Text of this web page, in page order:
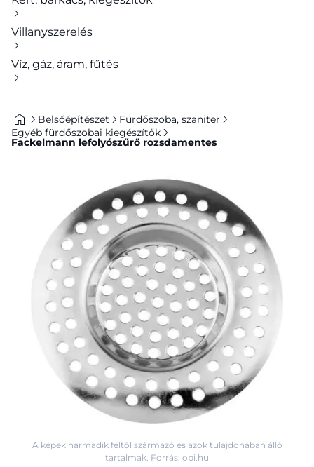
Villanyszerelés
Víz, gáz, áram, fűtés
Belsőépítészet
Fürdőszoba, szaniter
Egyéb fürdőszobai kiegészítők
Fackelmann lefolyószűrő rozsdamentes
A képek harmadik féltől származó és azok tulajdonában álló
tartalmak. Forrás: obi.hu